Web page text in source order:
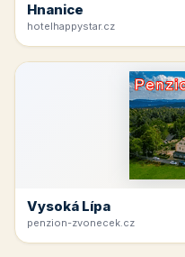
Hnanice
hotelhappystar.cz
Vysoká Lípa
penzion-zvonecek.cz